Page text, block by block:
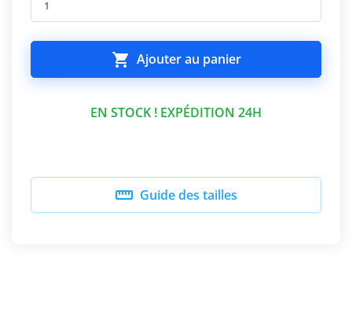
 Ajouter au panier
EN STOCK ! EXPÉDITION 24H
 Guide des tailles